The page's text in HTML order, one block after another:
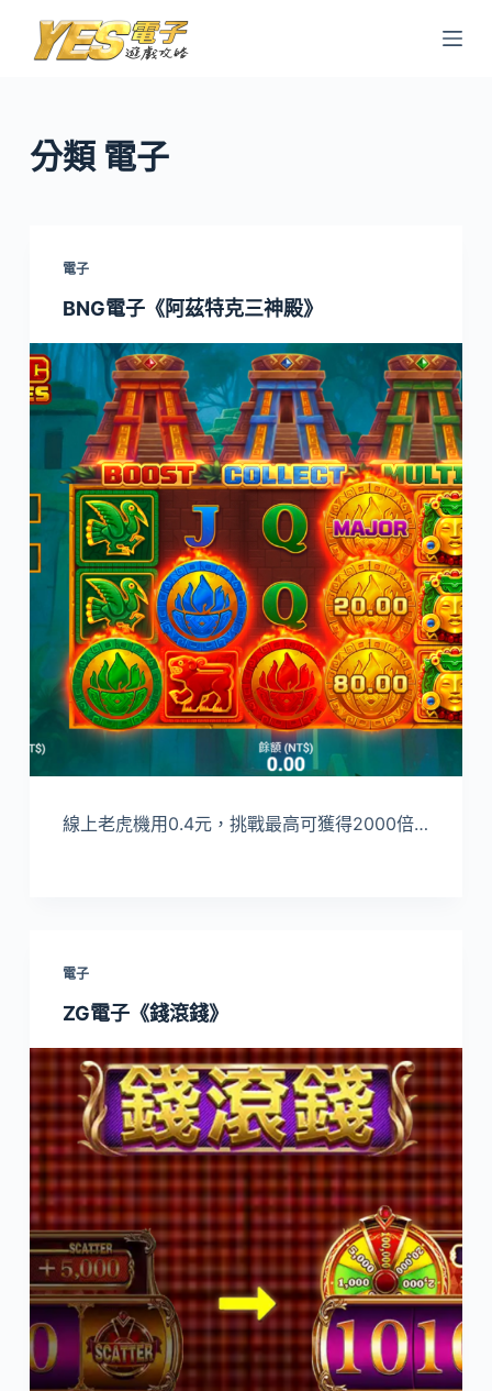
至
內
容
分類電子
電子
BNG電子《阿茲特克三神殿》
線上老虎機用0.4元，挑戰最高可獲得2000倍…
電子
ZG電子《錢滾錢》